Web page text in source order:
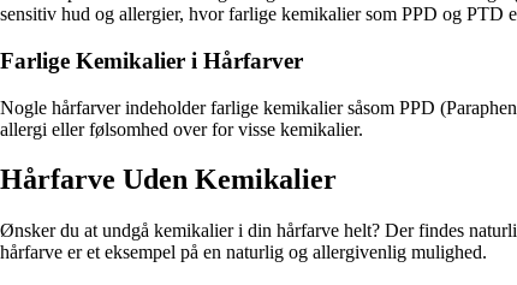
sensitiv hud og allergier, hvor farlige kemikalier som PPD og PTD
Farlige Kemikalier i Hårfarver
Nogle hårfarver indeholder farlige kemikalier såsom PPD
allergi eller følsomhed over for visse kemikalier.
Hårfarve Uden Kemikalier
Ønsker du at undgå kemikalier i din hårfarve helt? Der findes
hårfarve er et eksempel på en naturlig og allergivenlig mulighed.